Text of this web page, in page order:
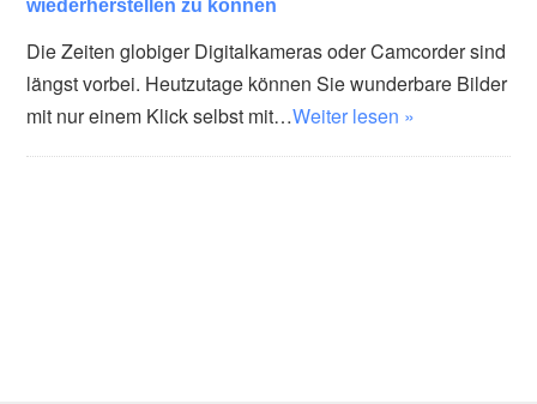
wiederherstellen zu können
Die Zeiten globiger Digitalkameras oder Camcorder sind
längst vorbei. Heutzutage können Sie wunderbare Bilder
mit nur einem Klick selbst mit…Weiter lesen »